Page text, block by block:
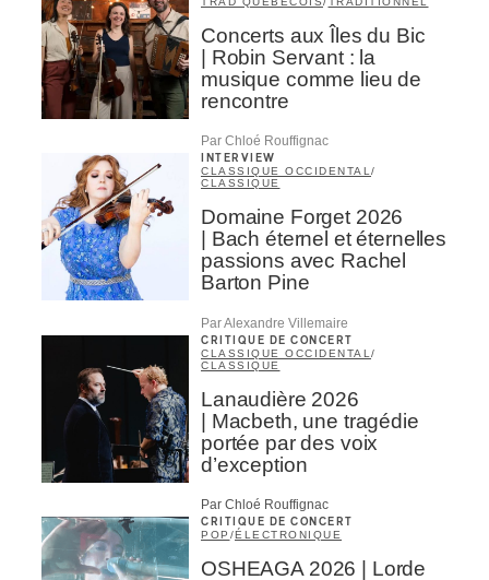
Concerts aux Îles du Bic
| Robin Servant : la
musique comme lieu de
rencontre
Par Chloé Rouffignac
INTERVIEW
CLASSIQUE OCCIDENTAL/
CLASSIQUE
Domaine Forget 2026
| Bach éternel et éternelles
passions avec Rachel
Barton Pine
Par Alexandre Villemaire
CRITIQUE DE CONCERT
CLASSIQUE OCCIDENTAL /
CLASSIQUE
Lanaudière 2026
| Macbeth, une tragédie
portée par des voix
d’exception
Par Chloé Rouffignac
CRITIQUE DE CONCERT
POP /ÉLECTRONIQUE
OSHEAGA 2026 | Lorde